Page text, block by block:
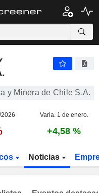
y Minera de Chile S.A.
Varia. 1 de enero.
+4,58 %
Noticias